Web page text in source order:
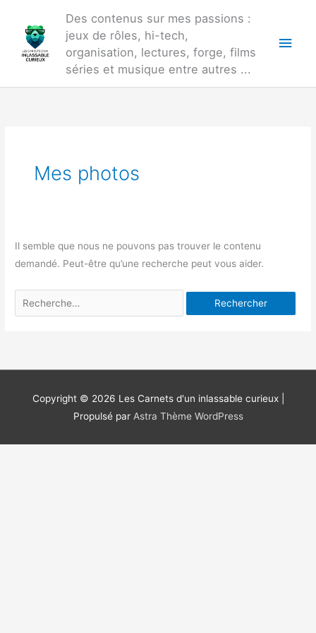
contenu
Des contenus sur mes passions :
jeux de rôles, hi-tech,
organisation, lectures, forge, films
séries et musique entre autres ...
Mes photos
Il semble que nous ne pouvons pas trouver le contenu
demandé. Peut-être qu’une recherche peut vous aider.
Rechercher :
Copyright © 2026 Les Carnets d'un inlassable curieux|
Propulsé par Astra Thème WordPress